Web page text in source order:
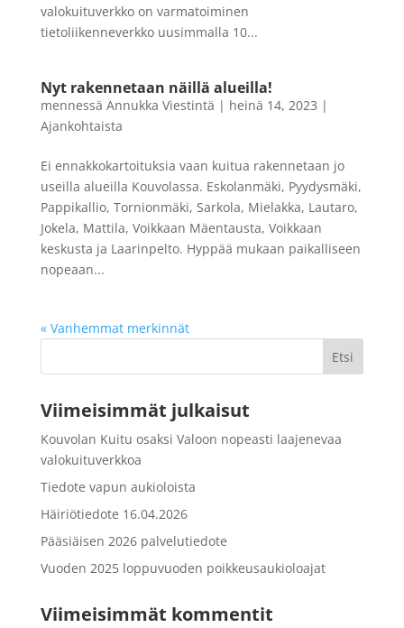
valokuituverkko on varmatoiminen
tietoliikenneverkko uusimmalla 10...
Nyt rakennetaan näillä alueilla!
mennessä Annukka Viestintä | heinä 14, 2023 |
Ajankohtaista
Ei ennakkokartoituksia vaan kuitua rakennetaan jo
useilla alueilla Kouvolassa. Eskolanmäki, Pyydysmäki,
Pappikallio, Tornionmäki, Sarkola, Mielakka, Lautaro,
Jokela, Mattila, Voikkaan Mäentausta, Voikkaan
keskusta ja Laarinpelto. Hyppää mukaan paikalliseen
nopeaan...
« Vanhemmat merkinnät
Etsi
Viimeisimmät julkaisut
Kouvolan Kuitu osaksi Valoon nopeasti laajenevaa
valokuituverkkoa
Tiedote vapun aukioloista
Häiriötiedote 16.04.2026
Pääsiäisen 2026 palvelutiedote
Vuoden 2025 loppuvuoden poikkeusaukioloajat
Viimeisimmät kommentit